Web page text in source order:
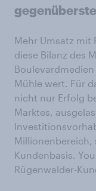
Mehr Umsatz mit
diese Bilanz des
Mühle wert. Für
nicht nur Erfolg
Marktes,
Millionenbereich,
Kundenbasis.
Rügenwalder-